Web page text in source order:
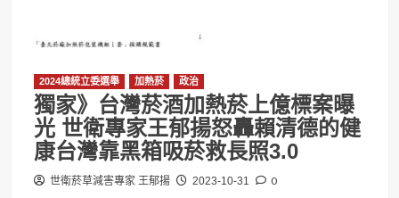
2024總統立委選舉 加熱菸 政治
獨家》台灣菸酒加熱菸上億標案曝
光 世衛專家王郁揚怒轟賴清德的健
康台灣靠黑箱吸菸救長照3.0
世衛菸草減害專家 王郁揚 2023-10-31 0